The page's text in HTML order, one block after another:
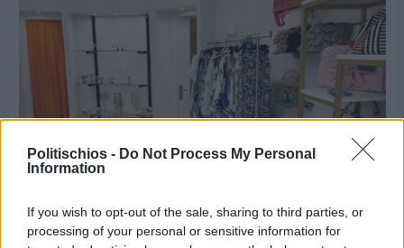
Politischios - Do Not Process My Personal
Information
If you wish to opt-out of the sale, sharing to third parties, or
processing of your personal or sensitive information for
Πριν 5 ημέρες